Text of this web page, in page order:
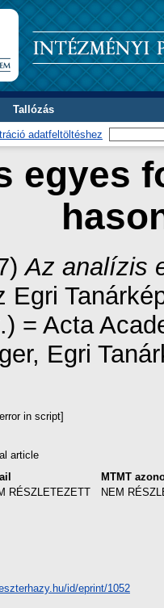
Tallózás
adatfeltöltéshez
egyes
Az analízis
Egri
= Acta
Egri
in script]
article
MTMT
RÉSZLETEZETT
NEM
id/eprint/1052